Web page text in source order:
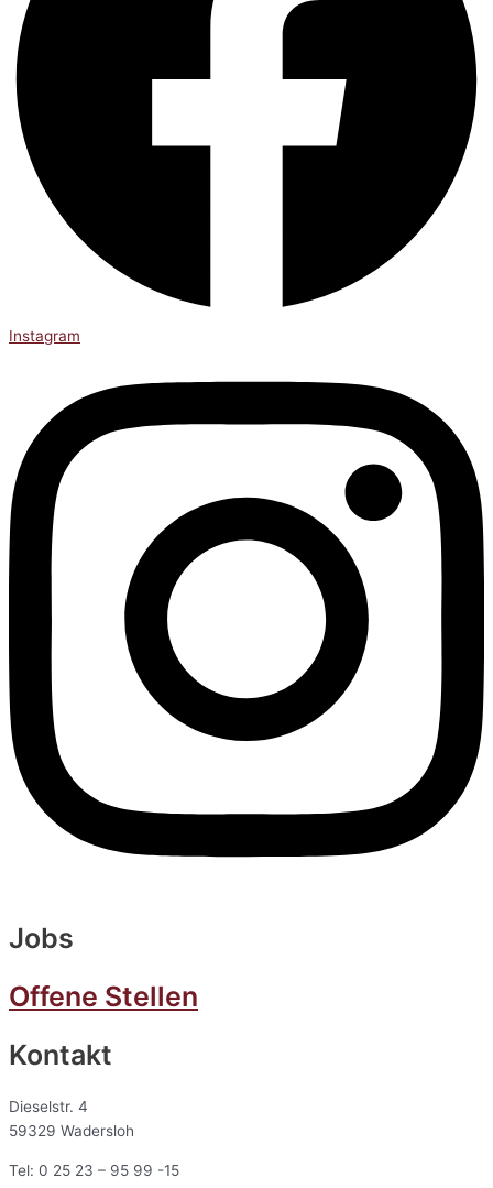
Instagram
Jobs
Offene Stellen
Kontakt
Dieselstr. 4
59329 Wadersloh
Tel: 0 25 23 – 95 99 -15